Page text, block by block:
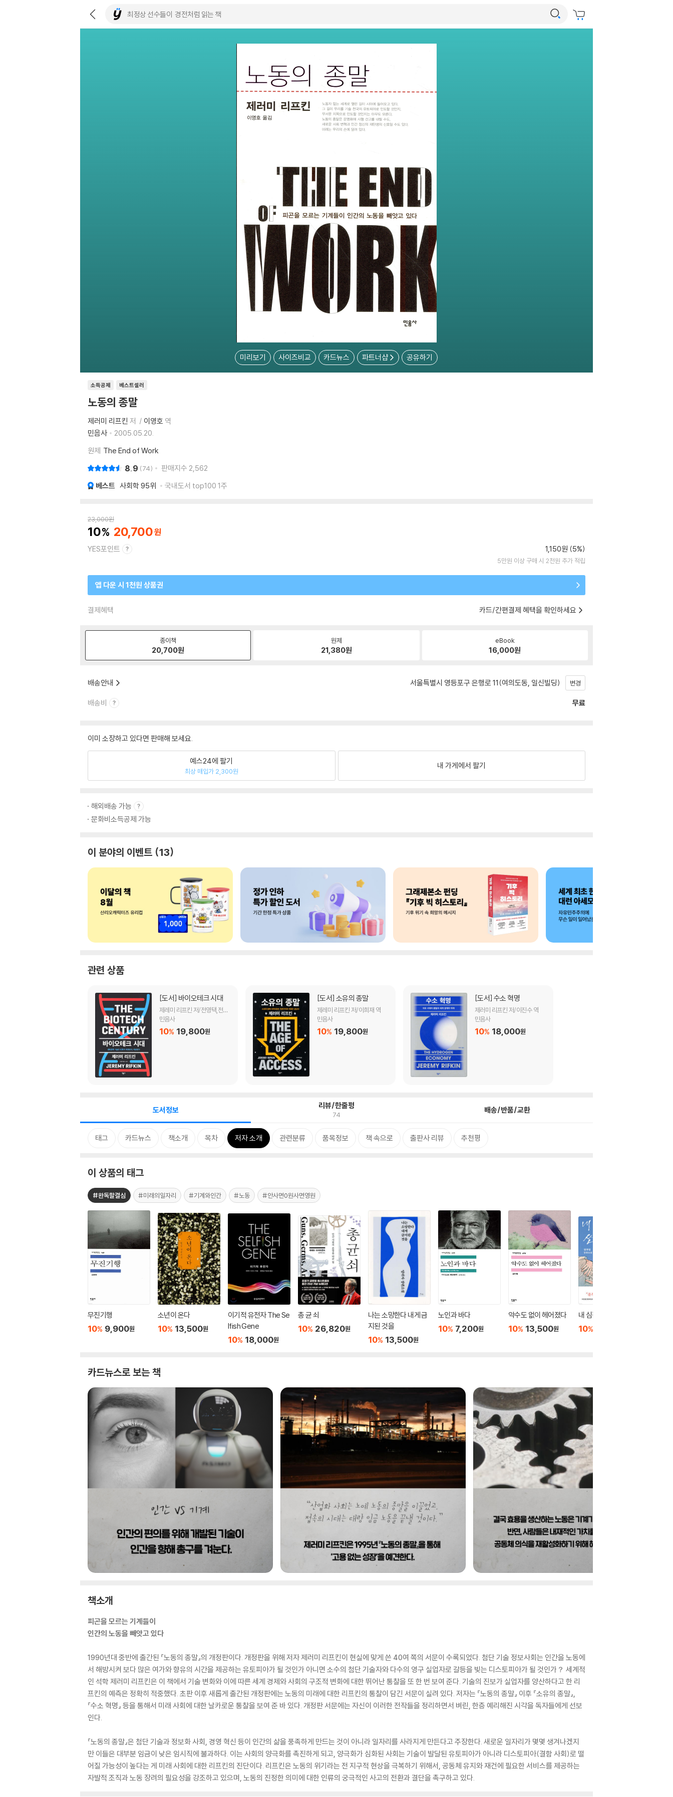
미리보기 사이즈비교 카드뉴스 파트너샵 공유하기
소득공제 베스트셀러
노동의 종말
제러미 리프킨 저 이영호 역
민음사
2005.05.20.
원제 The End of Work
8.9 74 판매지수 2,562
베스트 사회학 95위 국내도서 top100 1주
23,000원
10 20,700
YES포인트 1,150원 (5%)
5만원 이상 구매 시 2천원 추가 적립
앱 다운 시 1천원 상품권
결제혜택 카드/간편결제 혜택을 확인하세요
종이책
20,700원
원제
21,380원
eBook
16,000원
배송안내 서울특별시 영등포구 은행로 11(여의도동, 일신빌딩) 변경
배송비 무료
이미 소장하고 있다면 판매해 보세요.
예스24에 팔기
최상 매입가 2,300원
내 가게에서 팔기
해외배송 가능
문화비소득공제 가능
이 분야의 이벤트 13
관련 상품
[도서] 바이오테크 시대
제레미 리프킨 저/전영택,전병
기 공역
민음사
10% 19,800원
[도서] 소유의 종말
제레미 리프킨 저/이희재 역
민음사
10% 19,800원
[도서] 수소 혁명
제러미 리프킨 저/이진수 역
민음사
10% 18,000원
도서정보 리뷰/한줄평
74 배송/반품/교환
태그 카드뉴스 책소개 목차 저자 소개 관련분류 품목정보 책 속으로 출판사 리뷰 추천평
이 상품의 태그
#완독할결심 #미래의일자리 #기계와인간 #노동 #안사면0원사면영원
무진기행
10% 9,900원
소년이 온다
10% 13,500원
이기적 유전자 The Se
lfish Gene
10% 18,000원
총 균 쇠
10% 26,820원
나는 소망한다 내게 금
지된 것을
10% 13,500원
노인과 바다
10% 7,200원
악수도 없이 헤어졌다
10% 13,500원
내 심장을 쏴라
10%
카드뉴스로 보는 책
책소개
피곤을 모르는 기계들이
인간의 노동을 빼앗고 있다
1990년대 중반에 출간된 『노동의 종말』의 개정판이다. 개정판을 위해 저자 제러미 리프킨이 현실에 맞게 쓴 40여 쪽의 서문이 수록되었다. 첨단 기술 정보사회는 인간을 노동에
서 해방시켜 보다 많은 여가와 향유의 시간을 제공하는 유토피아가 될 것인가 아니면 소수의 첨단 기술자와 다수의 영구 실업자로 갈등을 빚는 디스토피아가 될 것인가？ 세계적
인 석학 제러미 리프킨은 이 책에서 기술 변화와 이에 따른 세계 경제와 사회의 구조적 변화에 대한 뛰어난 통찰을 또 한 번 보여 준다. 기술의 진보가 실업자를 양산하다고 한 리
프킨의 예측은 정확히 적중했다. 초판 이후 새롭게 출간된 개정판에는 노동의 미래에 대한 리프킨의 통찰이 담긴 서문이 실려 있다. 저자는 『노동의 종말』 이후 『소유의 종말』,
『수소 혁명』 등을 통해서 미래 사회에 대한 날카로운 통찰을 보여 준 바 있다. 개정판 서문에는 자신이 이러한 전작들을 정리하면서 벼린, 한층 예리해진 시각을 독자들에게 선보
인다.
『노동의 종말』은 첨단 기술과 정보화 사회, 경영 혁신 등이 인간의 삶을 풍족하게 만드는 것이 아니라 일자리를 사라지게 만든다고 주장한다. 새로운 일자리가 몇몇 생겨나겠지
만 이들은 대부분 임금이 낮은 임시직에 불과하다. 이는 사회의 양극화를 촉진하게 되고, 양극화가 심화된 사회는 기술이 발달된 유토피아가 아니라 디스토피아(결함 사회)로 떨
어질 가능성이 높다는 게 미래 사회에 대한 리프킨의 진단이다. 리프킨은 노동의 위기라는 전 지구적 현상을 극복하기 위해서, 공동체 유지와 재건에 필요한 서비스를 제공하는
자발적 조직과 노동 장려의 필요성을 강조하고 있으며, 노동의 진정한 의미에 대한 인류의 궁극적인 사고의 전환과 결단을 촉구하고 있다.